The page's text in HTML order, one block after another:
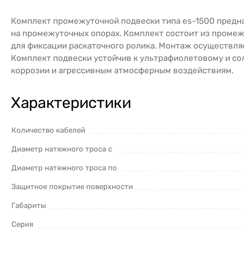
Комплект промежуточной подвески типа es-1500
на промежуточных опорах. Комплект состоит из
для фиксации раскаточного ролика. Монтаж
Комплект подвески устойчив к ультрафиолетовому и
коррозии и агрессивным атмосферным воздействиям.
Характеристики
Количество кабелей
Диаметр натяжного троса с
Диаметр натяжного троса по
Защитное покрытие поверхности
Габариты
Серия